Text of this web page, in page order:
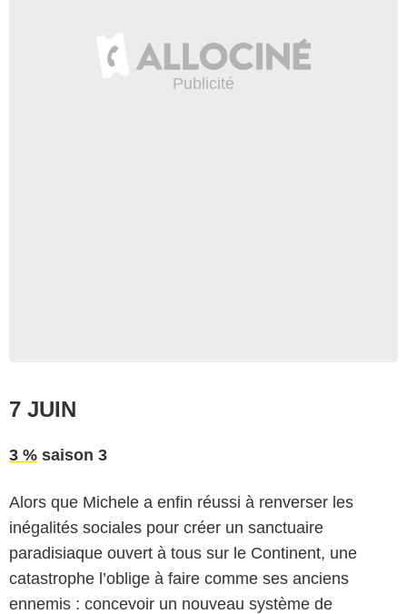
7 JUIN
3 % saison 3
Alors que Michele a enfin réussi à renverser les
inégalités sociales pour créer un sanctuaire
paradisiaque ouvert à tous sur le Continent, une
catastrophe l’oblige à faire comme ses anciens
ennemis : concevoir un nouveau système de